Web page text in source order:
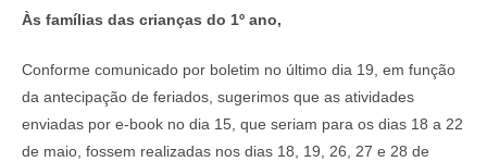
Às famílias das crianças do 1º ano,
Conforme comunicado por boletim no último dia 19, em função
da antecipação de feriados, sugerimos que as atividades
enviadas por e-book no dia 15, que seriam para os dias 18 a 22
de maio, fossem realizadas nos dias 18, 19, 26, 27 e 28 de